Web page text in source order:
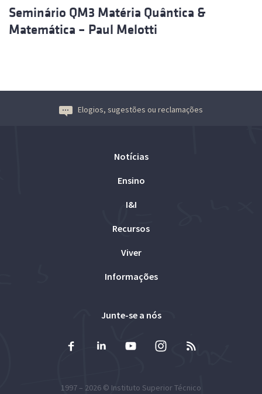
Seminário QM3 Matéria Quântica &
Matemática – Paul Melotti
Elogios, sugestões ou reclamações
Notícias
Ensino
I&I
Recursos
Viver
Informações
Junte-se a nós
1997 – 2026 © Instituto Superior Técnico